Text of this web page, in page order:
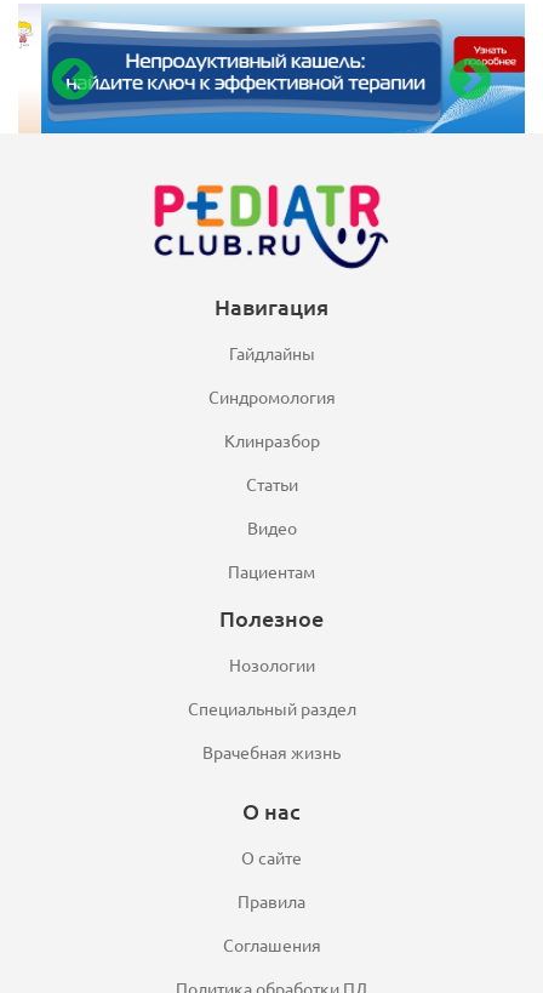
Навигация
Гайдлайны
Синдромология
Клинразбор
Статьи
Видео
Пациентам
Полезное
Нозологии
Специальный раздел
Врачебная жизнь
О нас
О сайте
Правила
Соглашения